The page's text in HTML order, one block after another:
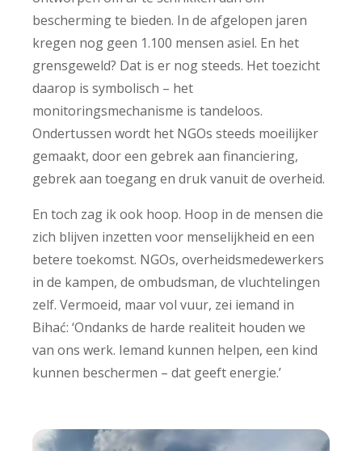
bescherming te bieden. In de afgelopen jaren
kregen nog geen 1.100 mensen asiel. En het
grensgeweld? Dat is er nog steeds. Het toezicht
daarop is symbolisch – het
monitoringsmechanisme is tandeloos.
Ondertussen wordt het NGOs steeds moeilijker
gemaakt, door een gebrek aan financiering,
gebrek aan toegang en druk vanuit de overheid.
En toch zag ik ook hoop. Hoop in de mensen die
zich blijven inzetten voor menselijkheid en een
betere toekomst. NGOs, overheidsmedewerkers
in de kampen, de ombudsman, de vluchtelingen
zelf. Vermoeid, maar vol vuur, zei iemand in
Bihać: ‘Ondanks de harde realiteit houden we
van ons werk. Iemand kunnen helpen, een kind
kunnen beschermen – dat geeft energie.’